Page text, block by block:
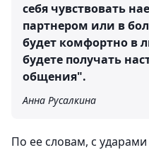
себя чувствовать
партнером или в
будет комфортно в
будете получать
общения".
Анна Русалкина
По ее словам, с